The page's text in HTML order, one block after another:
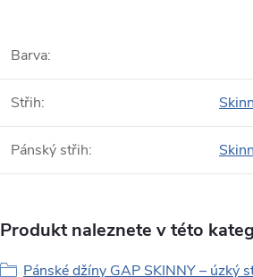
Barva:
Střih:
Pánský střih:
Produkt naleznete v této
Pánské džíny GAP SKINNY – úzký